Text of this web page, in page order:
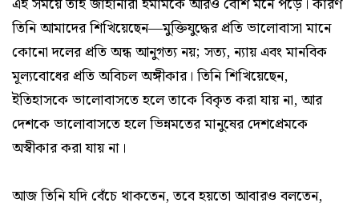
তিনি আমাদের শিখিয়েছেন—মুক্তিযুদ্ধের প্রতি ভালোবাসা মানে
কোনো দলের প্রতি অন্ধ আনুগত্য নয়; সত্য, ন্যায় এবং মানবিক
মূল্যবোধের প্রতি অবিচল অঙ্গীকার। তিনি শিখিয়েছেন,
ইতিহাসকে ভালোবাসতে হলে তাকে বিকৃত করা যায় না, আর
দেশকে ভালোবাসতে হলে ভিন্নমতের মানুষের দেশপ্রেমকে
অস্বীকার করা যায় না।
আজ তিনি যদি বেঁচে থাকতেন, তবে হয়তো আবারও বলতেন,